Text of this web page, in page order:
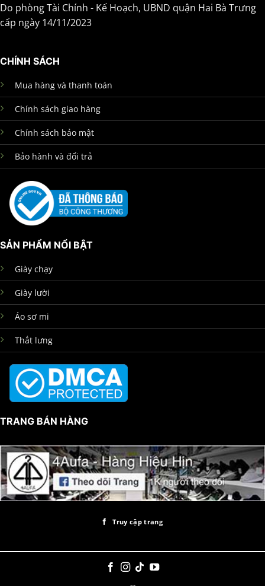
Do phòng Tài Chính - Kế Hoạch, UBND quận Hai Bà Trưng
cấp ngày 14/11/2023
CHÍNH SÁCH
Mua hàng và thanh toán
Chính sách giao hàng
Chính sách bảo mật
Bảo hành và đổi trả
SẢN PHẨM NỔI BẬT
Giày chạy
Giày lười
Áo sơ mi
Thắt lưng
TRANG BÁN HÀNG
Truy cập trang